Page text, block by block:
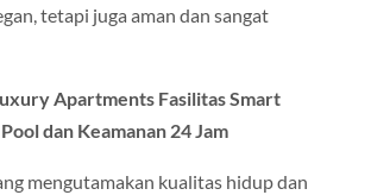
tetapi juga aman dan sangat
Apartments Fasilitas Smart
dan Keamanan 24 Jam
mengutamakan kualitas hidup dan